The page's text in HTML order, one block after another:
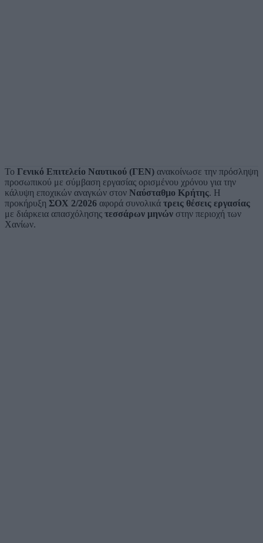
Το Γενικό Επιτελείο Ναυτικού (ΓΕΝ) ανακοίνωσε την πρόσληψη
προσωπικού με σύμβαση εργασίας ορισμένου χρόνου για την
κάλυψη εποχικών αναγκών στον Ναύσταθμο Κρήτης. Η
προκήρυξη ΣΟΧ 2/2026 αφορά συνολικά τρεις θέσεις εργασίας
με διάρκεια απασχόλησης τεσσάρων μηνών στην περιοχή των
Χανίων.